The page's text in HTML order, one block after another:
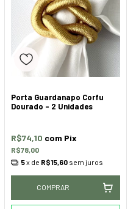
Porta Guardanapo Corfu
Dourado - 2 Unidades
R$78,00
R$74,10 com Pix
5x de R$15,60 sem juros
COMPRAR